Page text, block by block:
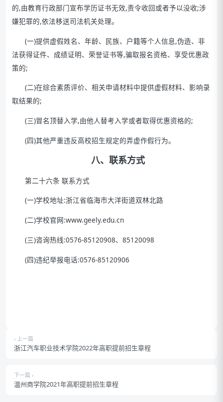
的,由教育行政部门宣布学历证书无效,责令收回或者予以没收;涉
嫌犯罪的,依法移送司法机关处理。
(一)提供虚假姓名、年龄、民族、户籍等个人信息,伪造、非
法获得证件、成绩证明、荣誉证书等,骗取报名资格、享受优惠政
策的;
(二)在综合素质评价、相关申请材料中提供虚假材料、影响录
取结果的;
(三)冒名顶替入学,由他人替考入学或者取得优惠资格的;
(四)其他严重违反高校招生规定的弄虚作假行为。
八、联系方式
第二十六条 联系方式
(一)学校地址:浙江省临海市大洋街道双林北路
(二)学校官网:www.geely.edu.cn
(三)咨询热线:0576-85120908、85120098
(四)违纪举报电话:0576-85120906
‹ 上一篇
浙江汽车职业技术学院2022年高职提前招生章程
下一篇 ›
温州商学院2021年高职提前招生章程